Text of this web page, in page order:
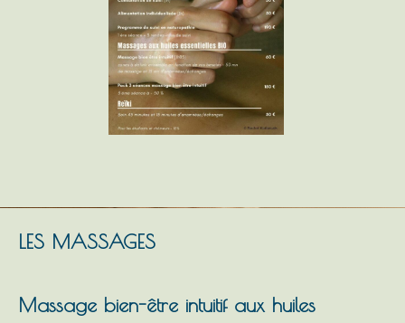
LES MASSAGES
Massage bien-être intuitif aux huiles